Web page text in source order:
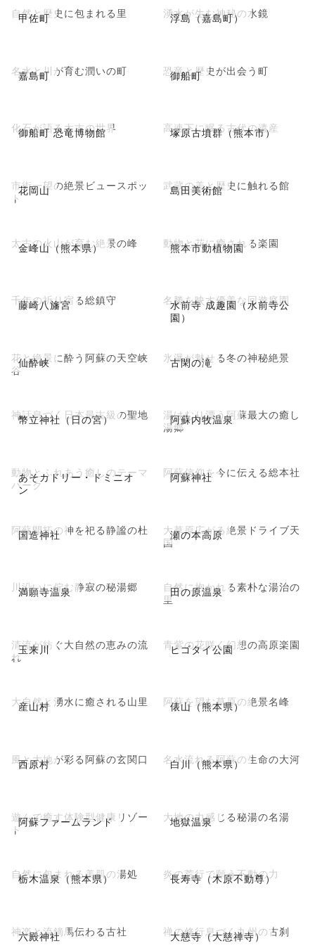
甲佐町
自然と歴史に包まれる里 浮島（嘉島町）
湧水が生む神秘の水鏡
嘉島町
名水と川が育む潤いの町 御船町
恐竜と歴史が出会う町
御船町 恐竜博物館
化石が語る太古の世界 塚原古墳群（熊本市）
高速下に眠る古代の遺産
花岡山
市街一望の絶景ビュースポッ
ト
島田美術館
武蔵の美と歴史に触れる館
金峰山（熊本県）
太古の火山が育む絶景の峰 熊本市動植物園
動物と花に癒される楽園
藤崎八旛宮
千年の祈り宿る総鎮守
水前寺 成趣園（水前寺公
園）
名勝を映す優美な回遊庭園
仙酔峡
花と絶景に酔う阿蘇の天空峡
谷
古閑の滝
氷瀑が魅せる冬の神秘絶景
幣立神社（日の宮）
神話息づく日本最古級の聖地 阿蘇内牧温泉
湯けむり漂う阿蘇最大の癒し
湯郷
あそカドリー・ドミニオ
ン
動物とふれあう癒しのテーマ
パーク
阿蘇神社
阿蘇信仰を今に伝える総本社
国造神社
阿蘇開拓の神を祀る静謐の杜 瀬の本高原
大草原広がる絶景ドライブ天
国
満願寺温泉
川沿いに佇む静寂の秘湯郷 田の原温泉
自然に抱かれる素朴な湯治の
里
玉来川
清流が紡ぐ大自然の恵みの流
れ
ヒゴタイ公園
青紫の花咲く幻想の高原楽園
産山村
大自然と湧水に癒される山里 俵山（熊本県）
阿蘇を望む草原の絶景名峰
西原村
風と大地が彩る阿蘇の玄関口 白川（熊本県）
名水流れる阿蘇の生命の大河
阿蘇ファームランド
遊んで癒す体験型健康リゾー
ト
地獄温泉
大地の力感じる秘湯の名湯
栃木温泉（熊本県）
自然に包まれる美肌の湯処 長寿寺（木原不動尊）
炎の荒行で願う不動の力
六殿神社
神楽と流鏑馬伝わる古社 大慈寺（大慈禅寺）
禅の修行息づく九州の古刹